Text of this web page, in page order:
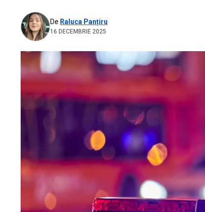
De Raluca Panțiru
16 DECEMBRIE 2025